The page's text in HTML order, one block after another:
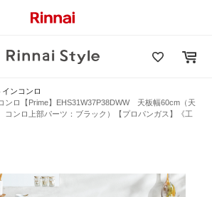
インコンロ
ンロ【Prime】EHS31W37P38DWW 天板幅60cm（天
コンロ上部パーツ：ブラック）【プロパンガス】《工